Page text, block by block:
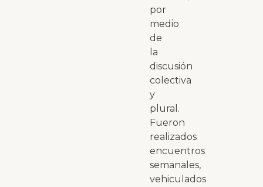
por
medio
de
la
discusión
colectiva
y
plural.
Fueron
realizados
encuentros
semanales,
vehiculados